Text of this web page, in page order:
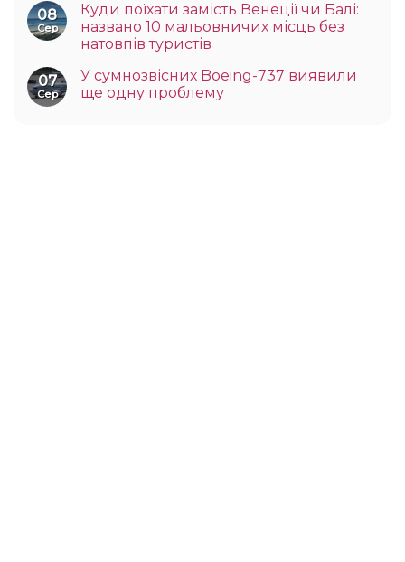
08
Сер
Куди поїхати замість Венеції чи Балі:
названо 10 мальовничих місць без
натовпів туристів
07
Сер
У сумнозвісних Boeing-737 виявили
ще одну проблему